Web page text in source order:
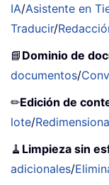
IA/Asistente en
Traducir/
📘 Dominio de
documentos/
✏Edición de
lote/
🧹 Limpieza sin
adicionales/